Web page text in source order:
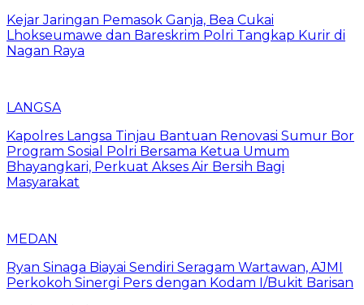
Kejar Jaringan Pemasok Ganja, Bea Cukai
Lhokseumawe dan Bareskrim Polri Tangkap Kurir di
Nagan Raya
LANGSA
Kapolres Langsa Tinjau Bantuan Renovasi Sumur Bor
Program Sosial Polri Bersama Ketua Umum
Bhayangkari, Perkuat Akses Air Bersih Bagi
Masyarakat
MEDAN
Ryan Sinaga Biayai Sendiri Seragam Wartawan, AJMI
Perkokoh Sinergi Pers dengan Kodam I/Bukit Barisan